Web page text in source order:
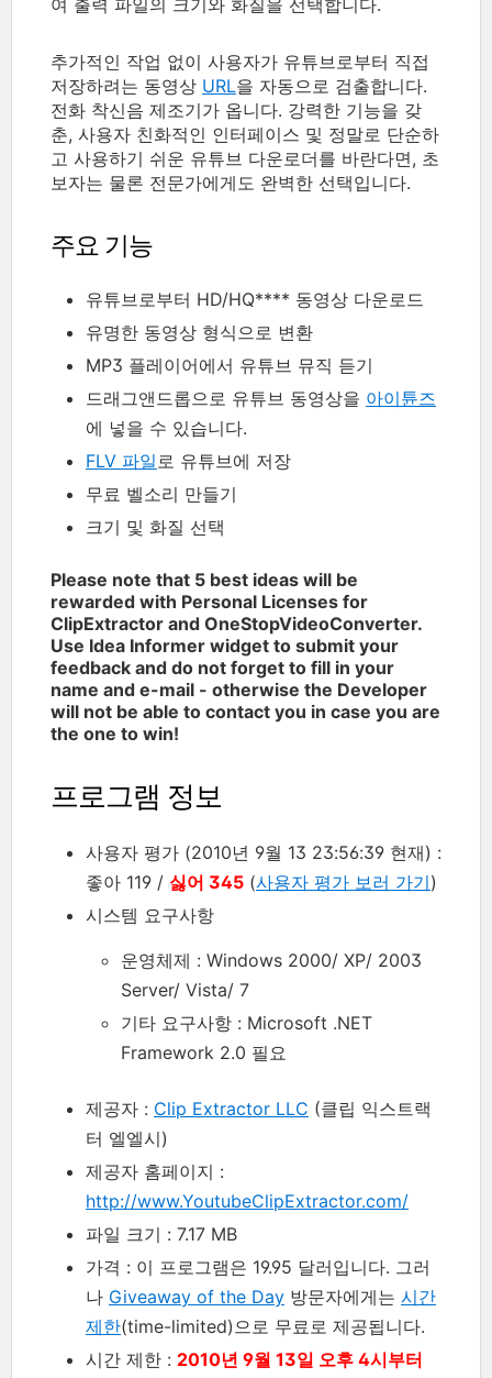
추가적인 작업 없이 사용자가 유튜브로부터 직접
저장하려는 동영상 URL을 자동으로 검출합니다.
전화 착신음 제조기가 옵니다. 강력한 기능을 갖
춘, 사용자 친화적인 인터페이스 및 정말로 단순하
고 사용하기 쉬운 유튜브 다운로더를 바란다면, 초
보자는 물론 전문가에게도 완벽한 선택입니다.
주요 기능
유튜브로부터 HD/HQ**** 동영상 다운로드
유명한 동영상 형식으로 변환
MP3 플레이어에서 유튜브 뮤직 듣기
드래그앤드롭으로 유튜브 동영상을 아이튠즈
에 넣을 수 있습니다.
FLV 파일 로 유튜브에 저장
무료 벨소리 만들기
크기 및 화질 선택
Please note that 5 best ideas will be
rewarded with Personal Licenses for
ClipExtractor and OneStopVideoConverter.
Use Idea Informer widget to submit your
feedback and do not forget to fill in your
name and e-mail - otherwise the Developer
will not be able to contact you in case you are
the one to win!
프로그램 정보
사용자 평가 (2010년 9월 13 23:56:39 현재) :
좋아 119 / 싫어 345 (사용자 평가 보러 가기)
시스템 요구사항
운영체제 : Windows 2000/ XP/ 2003
Server/ Vista/ 7
기타 요구사항 : Microsoft .NET
Framework 2.0 필요
제공자 : Clip Extractor LLC (클립 익스트랙
터 엘엘시)
제공자 홈페이지 :
http://www.YoutubeClipExtractor.com/
파일 크기 : 7.17 MB
가격 : 이 프로그램은 19.95 달러입니다. 그러
나 Giveaway of the Day 방문자에게는 시간
제한(time-limited)으로 무료로 제공됩니다.
시간 제한 : 2010년 9월 13일 오후 4시부터